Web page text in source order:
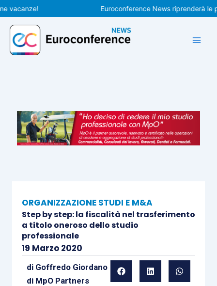
Vai
al
contenuto
Euroconference News riprenderà le
ORGANIZZAZIONE STUDI E M&A
Step by step: la fiscalità nel trasferimento
a titolo oneroso dello studio
professionale
19 Marzo 2020
di Goffredo Giordano
di MpO Partners